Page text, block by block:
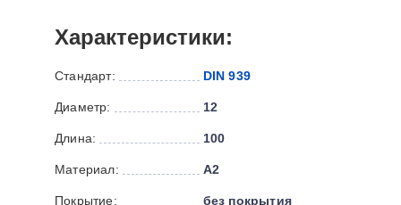
Характеристики:
Стандарт: DIN 939
Диаметр: 12
Длина: 100
Материал: А2
Покрытие: без покрытия